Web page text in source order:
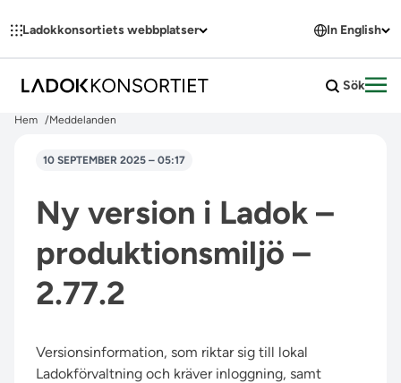
Ladokkonsortiets webbplatser In English
Sök
Hem Meddelanden
10 SEPTEMBER 2025 – 05:17
Ny version i Ladok –
produktionsmiljö –
2.77.2
Versionsinformation, som riktar sig till lokal
Ladokförvaltning och kräver inloggning, samt